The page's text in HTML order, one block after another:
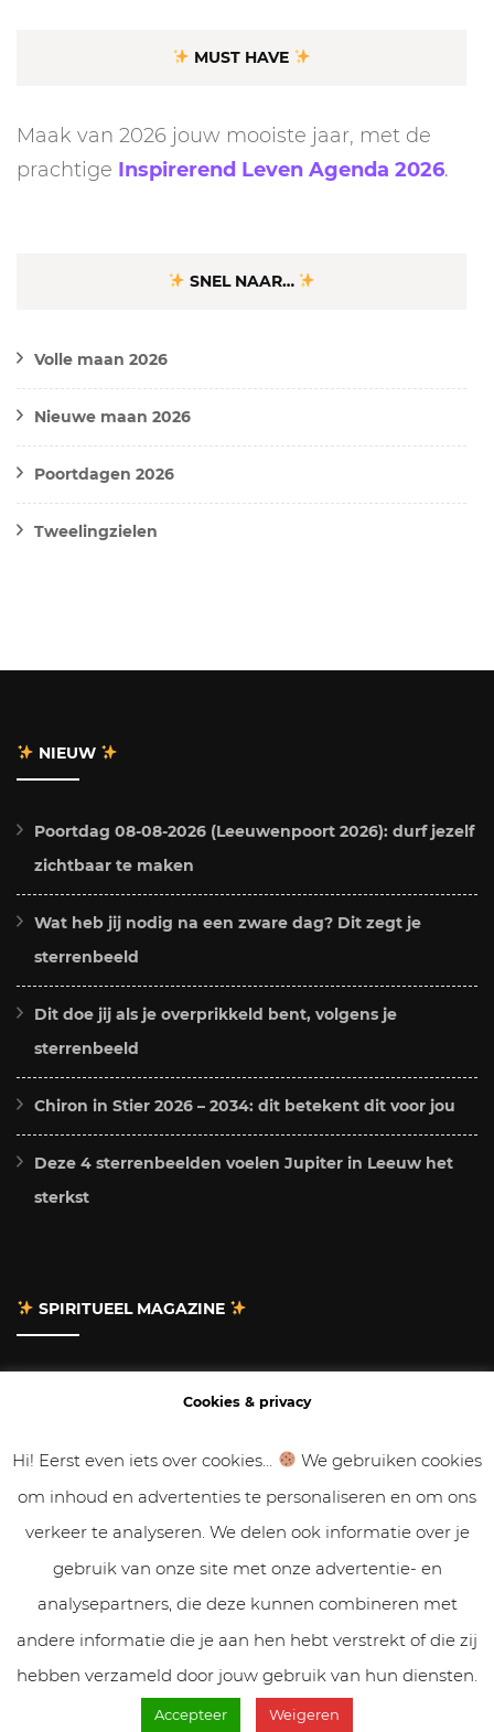
MUST HAVE
Maak van 2026 jouw mooiste jaar, met de
prachtige Inspirerend Leven Agenda 2026.
SNEL NAAR…
Volle maan 2026
Nieuwe maan 2026
Poortdagen 2026
Tweelingzielen
NIEUW
Poortdag 08-08-2026 (Leeuwenpoort 2026): durf jezelf
zichtbaar te maken
Wat heb jij nodig na een zware dag? Dit zegt je
sterrenbeeld
Dit doe jij als je overprikkeld bent, volgens je
sterrenbeeld
Chiron in Stier 2026 – 2034: dit betekent dit voor jou
Deze 4 sterrenbeelden voelen Jupiter in Leeuw het
sterkst
SPIRITUEEL MAGAZINE
Gastbloggen
Samenwerken
Cookies & Privacy
Cookies & privacy
Hi! Eerst even iets over cookies...
We gebruiken cookies
om inhoud en advertenties te personaliseren en om ons
verkeer te analyseren. We delen ook informatie over je
gebruik van onze site met onze advertentie- en
analysepartners, die deze kunnen combineren met
andere informatie die je aan hen hebt verstrekt of die zij
hebben verzameld door jouw gebruik van hun diensten.
Accepteer Weigeren